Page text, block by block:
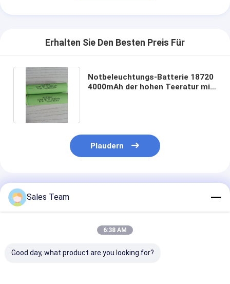
Erhalten Sie Den Besten Preis Für
Notbeleuchtungs-Batterie 18720
4000mAh der hohen Teeratur mit
Plaudern
Empfohlene Produkte
Sales Team
6:38 AM
Good day, what product are you looking for?